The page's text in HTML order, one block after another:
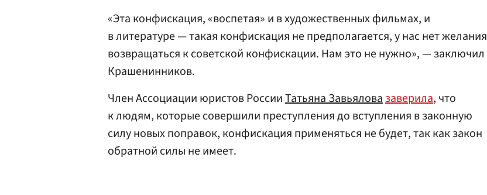
«Эта конфискация, «воспетая» и в художественных фильмах, и
в литературе — такая конфискация не предполагается, у нас нет желания
возвращаться к советской конфискации. Нам это не нужно», — заключил
Крашенинников.
Член Ассоциации юристов РоссииТатьяна Завьяловазаверила, что
к людям, которые совершили преступления до вступления в законную
силу новых поправок, конфискация применяться не будет, так как закон
обратной силы не имеет.